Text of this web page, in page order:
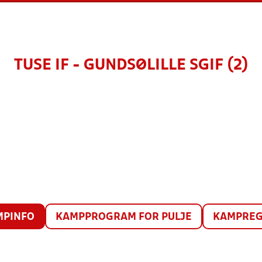
TUSE IF - GUNDSØLILLE SGIF (2)
KAMPPROGRAM FOR PULJE